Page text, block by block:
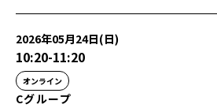
2026年05月24日(日)
10:20-11:20
オンライン
Cグループ